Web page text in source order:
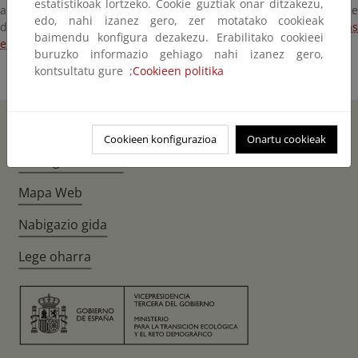
artículo 3,apartados 4 y 5, de la Directiva 98/70/CE hasta el 31 de
diciembre de 2023 (Waiver de la presión de vapor de las gasolinas
en verano [PDF] [261 KB]).
estatistikoak lortzeko. Cookie guztiak onar ditzakezu,
edo, nahi izanez gero, zer motatako cookieak
baimendu konfigura dezakezu. Erabilitako cookieei
buruzko informazio gehiago nahi izanez gero,
kontsultatu gure ;Cookieen politika
Cookieen konfigurazioa Onartu cookieak
Mapa Web
Nabigazio gida
Lege oharra